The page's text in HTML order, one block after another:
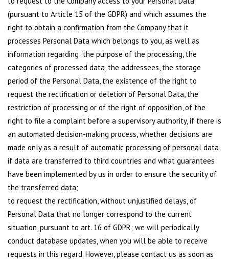
(pursuant to Article 15 of the GDPR) and which assumes the
right to obtain a confirmation from the Company that it
processes Personal Data which belongs to you, as well as
information regarding: the purpose of the processing, the
categories of processed data, the addressees, the storage
period of the Personal Data, the existence of the right to
request the rectification or deletion of Personal Data, the
restriction of processing or of the right of opposition, of the
right to file a complaint before a supervisory authority, if there is
an automated decision-making process, whether decisions are
made only as a result of automatic processing of personal data,
if data are transferred to third countries and what guarantees
have been implemented by us in order to ensure the security of
the transferred data;
to request the rectification, without unjustified delays, of
Personal Data that no longer correspond to the current
situation, pursuant to art. 16 of GDPR; we will periodically
conduct database updates, when you will be able to receive
requests in this regard. However, please contact us as soon as